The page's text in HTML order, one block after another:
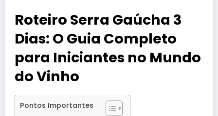
Roteiro Serra Gaúcha 3
Dias: O Guia Completo
para Iniciantes no Mundo
do Vinho
Pontos Importantes